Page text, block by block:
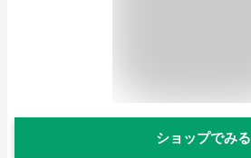
ショップでみる